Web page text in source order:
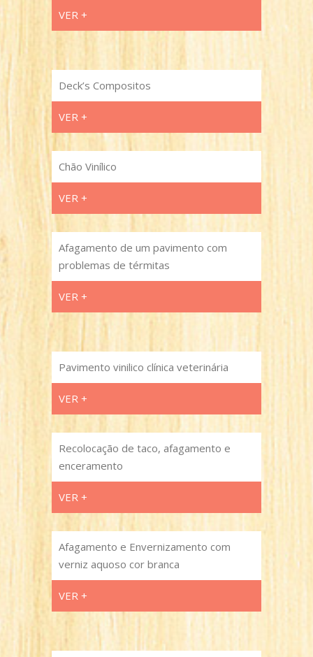
VER +
Deck’s Compositos
VER +
Chão Vinílico
VER +
Afagamento de um pavimento com
problemas de térmitas
VER +
Pavimento vinilico clínica veterinária
VER +
Recolocação de taco, afagamento e
enceramento
VER +
Afagamento e Envernizamento com
verniz aquoso cor branca
VER +